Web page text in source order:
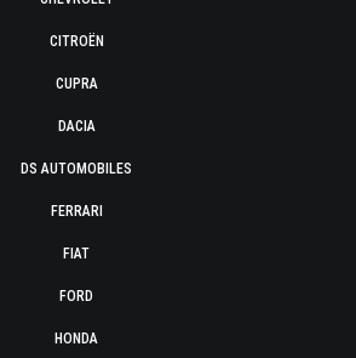
CITROËN
CUPRA
DACIA
DS AUTOMOBILES
FERRARI
FIAT
FORD
HONDA